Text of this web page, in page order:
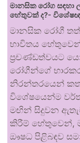
මානසික රෝග සඳහා
හේතුවක් ද?-
මානසික රෝගී
භාවිතය
ප්‍රචණ්ඩත්වයට
රෝගීන්ගේ
නිරන්තරයෙන්
විශේෂයෙන්ම
මඟින් සිදුවන
කිරීම් හේතුවෙන්,
ඖෂධ පිළිබඳව